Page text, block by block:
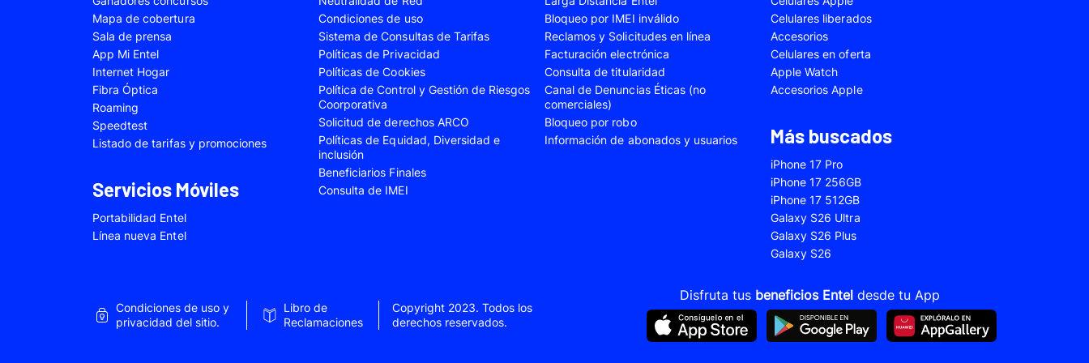
Samsung Galaxy A22
Samsung Galaxy A23 Samsung Galaxy A24 Samsung Galaxy A25
Samsung Galaxy A33
Samsung Galaxy A34
Samsung Galaxy A35 Samsung Galaxy A52 Samsung Galaxy A52s
Samsung Galaxy A53
Samsung Galaxy A54
Samsung Galaxy A55 Samsung Galaxy S20 Fe Samsung Galaxy S21 Fe
Samsung Galaxy S22
Samsung Galaxy S22 Plus
Samsung Galaxy S22 Ultra Samsung Galaxy S23 Samsung Galaxy S23 Plus
Samsung Galaxy S23 Ultra
Samsung Galaxy S23 Fe
Samsung Galaxy S24 Samsung Galaxy S24 Plus Samsung Galaxy S24 Ultra
Samsung Galaxy Z Flip 4
Samsung Galaxy Z Flip 5 Samsung Galaxy Z Fold 5
VIVO V30 SE
VIVO Y28s
Xiaomi 12T
Xiaomi 12T Pro
Xiaomi Redmi A1
Xiaomi Redmi 10A
Xiaomi Redmi 13C
Xiaomi Redmi 14C
Xiaomi Redmi Note 9 Pro
Xiaomi Redmi Note 10 Xiaomi Redmi Note 10 Pro Xiaomi Redmi Note 10s
Xiaomi Redmi Note 11
Xiaomi Redmi Note 12s Xiaomi Redmi Note 13
Mapa de cobertura
Sala de prensa
App Mi Entel
Internet Hogar
Fibra Óptica
Roaming
Speedtest
Listado de tarifas y promociones
Servicios Móviles
Portabilidad Entel
Línea nueva Entel
Condiciones de uso
Sistema de Consultas de Tarifas
Políticas de Privacidad
Políticas de Cookies
Política de Control y Gestión de Riesgos
Coorporativa
Solicitud de derechos ARCO
Políticas de Equidad, Diversidad e
inclusión
Beneficiarios Finales
Consulta de IMEI
Bloqueo por IMEI inválido
Reclamos y Solicitudes en línea
Facturación electrónica
Consulta de titularidad
Canal de Denuncias Éticas (no
comerciales)
Bloqueo por robo
Información de abonados y usuarios
Celulares liberados
Accesorios
Celulares en oferta
Apple Watch
Accesorios Apple
Más buscados
iPhone 17 Pro
iPhone 17 256GB
iPhone 17 512GB
Galaxy S26 Ultra
Galaxy S26 Plus
Galaxy S26
Condiciones de uso y
privacidad del sitio.
Libro de
Reclamaciones
Copyright 2023. Todos los
derechos reservados.
Disfruta tus beneficios Enteldesde tu App